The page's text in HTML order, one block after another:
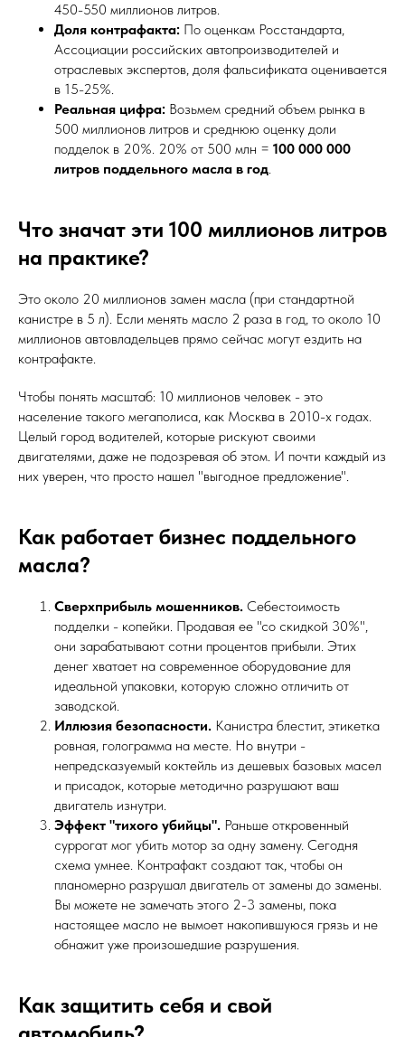
450-550 миллионов литров.
Доля контрафакта: По оценкам Росстандарта,
Ассоциации российских автопроизводителей и
отраслевых экспертов, доля фальсификата оценивается
в 15-25%.
Реальная цифра: Возьмем средний объем рынка в
500 миллионов литров и среднюю оценку доли
подделок в 20%. 20% от 500 млн = 100 000 000
литров поддельного масла в год.
Что значат эти 100 миллионов литров
на практике?
Это около 20 миллионов замен масла (при стандартной
канистре в 5 л). Если менять масло 2 раза в год, то около 10
миллионов автовладельцев прямо сейчас могут ездить на
контрафакте.
Чтобы понять масштаб: 10 миллионов человек - это
население такого мегаполиса, как Москва в 2010-х годах.
Целый город водителей, которые рискуют своими
двигателями, даже не подозревая об этом. И почти каждый из
них уверен, что просто нашел "выгодное предложение".
Как работает бизнес поддельного
масла?
Сверхприбыль мошенников. Себестоимость
подделки - копейки. Продавая ее "со скидкой 30%",
они зарабатывают сотни процентов прибыли. Этих
денег хватает на современное оборудование для
идеальной упаковки, которую сложно отличить от
заводской.
Иллюзия безопасности. Канистра блестит, этикетка
ровная, голограмма на месте. Но внутри -
непредсказуемый коктейль из дешевых базовых масел
и присадок, которые методично разрушают ваш
двигатель изнутри.
Эффект "тихого убийцы". Раньше откровенный
суррогат мог убить мотор за одну замену. Сегодня
схема умнее. Контрафакт создают так, чтобы он
планомерно разрушал двигатель от замены до замены.
Вы можете не замечать этого 2-3 замены, пока
настоящее масло не вымоет накопившуюся грязь и не
обнажит уже произошедшие разрушения.
Как защитить себя и свой